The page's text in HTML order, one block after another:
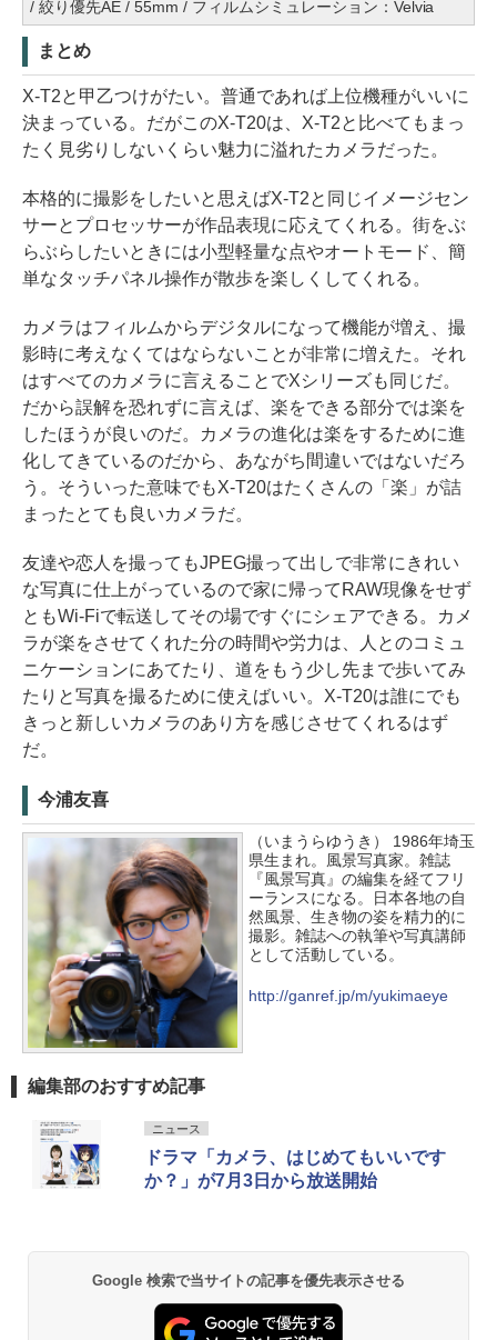
/ 絞り優先AE / 55mm / フィルムシミュレーション：Velvia
まとめ
X-T2と甲乙つけがたい。普通であれば上位機種がいいに
決まっている。だがこのX-T20は、X-T2と比べてもまっ
たく見劣りしないくらい魅力に溢れたカメラだった。
本格的に撮影をしたいと思えばX-T2と同じイメージセン
サーとプロセッサーが作品表現に応えてくれる。街をぶ
らぶらしたいときには小型軽量な点やオートモード、簡
単なタッチパネル操作が散歩を楽しくしてくれる。
カメラはフィルムからデジタルになって機能が増え、撮
影時に考えなくてはならないことが非常に増えた。それ
はすべてのカメラに言えることでXシリーズも同じだ。
だから誤解を恐れずに言えば、楽をできる部分では楽を
したほうが良いのだ。カメラの進化は楽をするために進
化してきているのだから、あながち間違いではないだろ
う。そういった意味でもX-T20はたくさんの「楽」が詰
まったとても良いカメラだ。
友達や恋人を撮ってもJPEG撮って出しで非常にきれい
な写真に仕上がっているので家に帰ってRAW現像をせず
ともWi-Fiで転送してその場ですぐにシェアできる。カメ
ラが楽をさせてくれた分の時間や労力は、人とのコミュ
ニケーションにあてたり、道をもう少し先まで歩いてみ
たりと写真を撮るために使えばいい。X-T20は誰にでも
きっと新しいカメラのあり方を感じさせてくれるはず
だ。
今浦友喜
（いまうらゆうき） 1986年埼玉
県生まれ。風景写真家。雑誌
『風景写真』の編集を経てフリ
ーランスになる。日本各地の自
然風景、生き物の姿を精力的に
撮影。雑誌への執筆や写真講師
として活動している。
http://ganref.jp/m/yukimaeye
編集部のおすすめ記事
ニュース
ドラマ「カメラ、はじめてもいいです
か？」が7月3日から放送開始
Google 検索で当サイトの記事を優先表示させる